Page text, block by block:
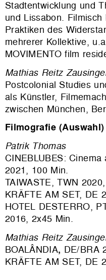
Stadtentwicklung und
und Lissabon.
Praktiken des
mehrerer Kollektive,
MOVIMENTO film
Mathias Reitz
Postcolonial Studies
als Künstler,
zwischen München,
Filmografie (Auswahl)
Patrik Thomas
CINEBLUBES:
2021, 100 Min.
TAIWASTE, TWN
KRÄFTE AM SET, DE
HOTEL DESTERRO,
2016, 2x45 Min.
Mathias Reitz
BOALÂNDIA, DE/BRA
KRÄFTE AM SET, DE